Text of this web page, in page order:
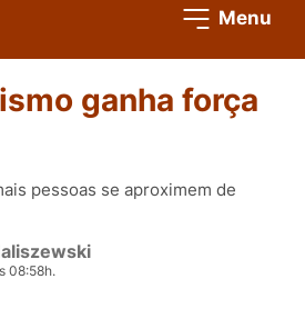
Menu
ganha força
pessoas se aproximem de
08:58h.